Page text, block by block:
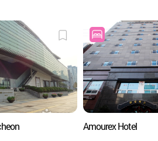
Amourex Hotel